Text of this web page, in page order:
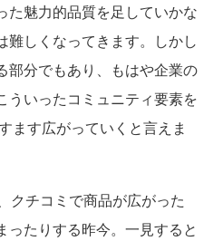
た魅力的品質を足していかな
難しくなってきます。しかし
部分でもあり、もはや企業の
ういったコミュニティ要素を
ます広がっていくと言えま
クチコミで商品が広がった
ったりする昨今。一見すると